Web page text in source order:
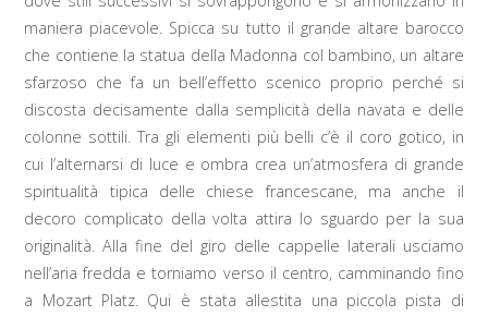
maniera piacevole. Spicca su tutto il grande altare barocco
che contiene la statua della Madonna col bambino, un altare
sfarzoso che fa un bell’effetto scenico proprio perché si
discosta decisamente dalla semplicità della navata e delle
colonne sottili. Tra gli elementi più belli c’è il coro gotico, in
cui l’alternarsi di luce e ombra crea un’atmosfera di grande
spiritualità tipica delle chiese francescane, ma anche il
decoro complicato della volta attira lo sguardo per la sua
originalità. Alla fine del giro delle cappelle laterali usciamo
nell’aria fredda e torniamo verso il centro, camminando fino
a Mozart Platz. Qui è stata allestita una piccola pista di